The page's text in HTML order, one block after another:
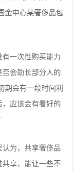
金中心某奢侈品包
一次性购买能力
会助长部分人的
期会有一段时间利
应该会有看好的
为，共享奢侈品
享，能让一些不